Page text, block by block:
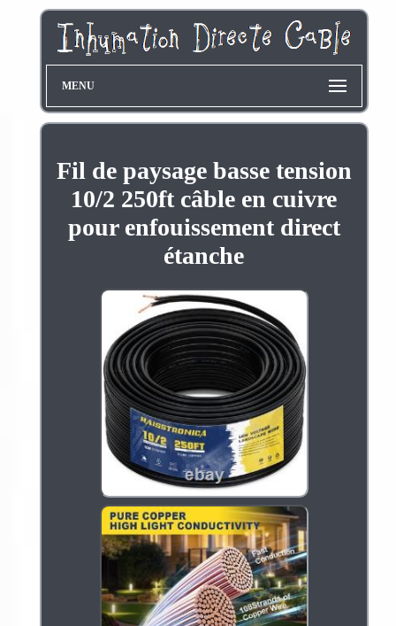
MENU
Fil de paysage basse tension
10/2 250ft câble en cuivre
pour enfouissement direct
étanche